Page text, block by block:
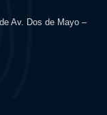
Av. Dos de Mayo –